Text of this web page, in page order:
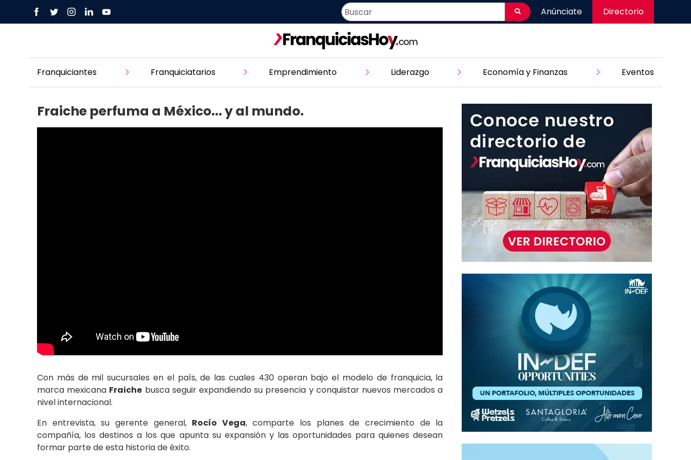
Anúnciate Directorio
Franquiciantes Franquiciatarios Emprendimiento Liderazgo Economía y Finanzas Eventos
Fraiche perfuma a México... y al mundo.
Con más de mil sucursales en el país, de las cuales 430 operan bajo el modelo de franquicia, la
marca mexicana Fraiche busca seguir expandiendo su presencia y conquistar nuevos mercados a
nivel internacional.
En entrevista, su gerente general, Rocío Vega, comparte los planes de crecimiento de la
compañía, los destinos a los que apunta su expansión y las oportunidades para quienes desean
formar parte de esta historia de éxito.